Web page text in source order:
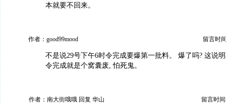
本就要不回来。
作者：good99mood 留言时
不是说29号下午6时令完成要爆第一批料。 爆了吗? 这说
令完成就是个窝囊废, 怕死鬼。
作者：南大街哦哦 回复 华山 留言时间